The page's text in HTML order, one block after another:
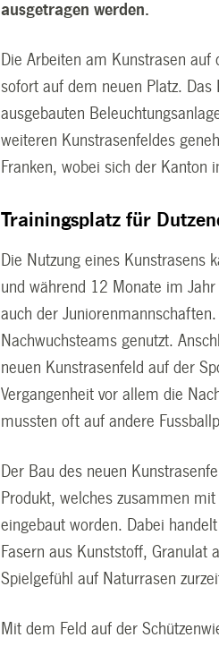
ausgetragen werden.
Die Arbeiten am Kunstrasen
sofort auf dem neuen Platz.
ausgebauten
weiteren Kunstrasenfeldes
Franken, wobei sich der
Trainingsplatz für
Die Nutzung eines Kunstrasens
und während 12 Monate im
auch der
Nachwuchsteams genutzt.
neuen Kunstrasenfeld auf der
Vergangenheit vor allem die
mussten oft auf andere
Der Bau des neuen
Produkt, welches zusammen
eingebaut worden. Dabei
Fasern aus Kunststoff,
Spielgefühl auf Naturrasen
Mit dem Feld auf der